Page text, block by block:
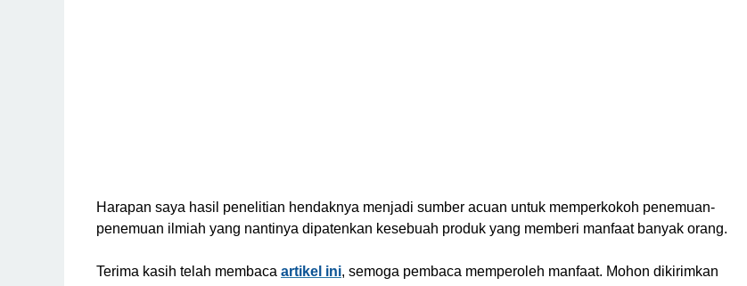
Harapan saya hasil penelitian hendaknya menjadi sumber acuan untuk memperkokoh penemuan-
penemuan ilmiah yang nantinya dipatenkan kesebuah produk yang memberi manfaat banyak orang.
Terima kasih telah membaca artikel ini, semoga pembaca memperoleh manfaat. Mohon dikirimkan